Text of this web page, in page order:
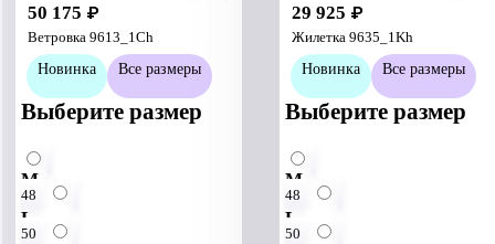
50 175 ₽
Ветровка 9613_1Ch
Новинка
Все размеры
Выберите размер
M
48
L
50
29 925 ₽
Жилетка 9635_1Kh
Новинка
Все размеры
Выберите размер
M
48
L
50